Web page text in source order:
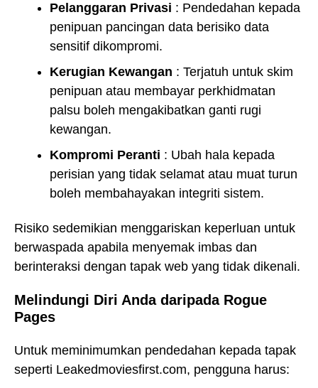
Pelanggaran Privasi : Pendedahan kepada
penipuan pancingan data berisiko data
sensitif dikompromi.
Kerugian Kewangan : Terjatuh untuk skim
penipuan atau membayar perkhidmatan
palsu boleh mengakibatkan ganti rugi
kewangan.
Kompromi Peranti : Ubah hala kepada
perisian yang tidak selamat atau muat turun
boleh membahayakan integriti sistem.
Risiko sedemikian menggariskan keperluan untuk
berwaspada apabila menyemak imbas dan
berinteraksi dengan tapak web yang tidak dikenali.
Melindungi Diri Anda daripada Rogue
Pages
Untuk meminimumkan pendedahan kepada tapak
seperti Leakedmoviesfirst.com, pengguna harus: